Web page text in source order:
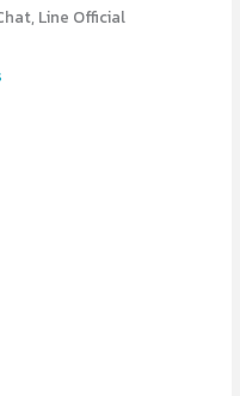
Line Official